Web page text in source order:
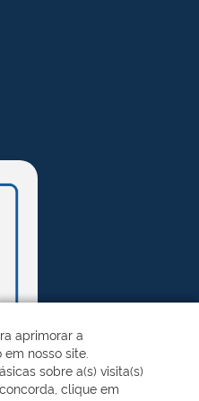
aprimorar a
nosso site.
sobre a(s) visita(s)
clique em